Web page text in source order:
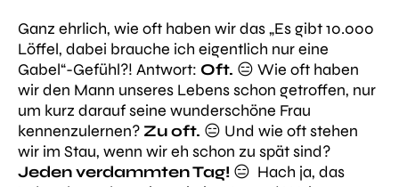
Ganz ehrlich, wie oft haben wir das „Es gibt 10.000
Löffel, dabei brauche ich eigentlich nur eine
Gabel“-Gefühl?! Antwort: Oft. 😑 Wie oft haben
wir den Mann unseres Lebens schon getroffen, nur
um kurz darauf seine wunderschöne Frau
kennenzulernen? Zu oft. 😑 Und wie oft stehen
wir im Stau, wenn wir eh schon zu spät sind?
Jeden verdammten Tag! 😑 Hach ja, das